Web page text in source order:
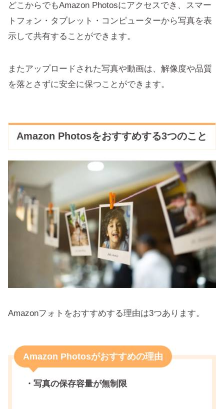
どこからでもAmazon Photosにアクセスでき、スマー
トフォン・タブレット・コンピューターから写真を表
示して共有することができます。
またアップロードされた写真や動画は、解像度や品質
を落とさずに安全に保つことができます。
Amazon Photosをおすすめする3つのこと
Amazonフォトをおすすめする理由は3つあります。
Amazon Photosがおすすめの理由
・写真の保存容量が無制限